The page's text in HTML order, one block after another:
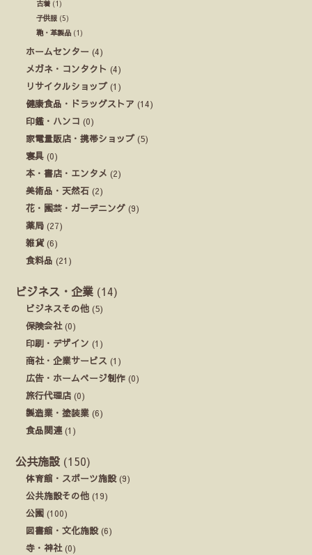
古着 (1)
子供服 (5)
鞄・革製品 (1)
ホームセンター (4)
メガネ・コンタクト (4)
リサイクルショップ (1)
健康食品・ドラッグストア (14)
印鑑・ハンコ (0)
家電量販店・携帯ショップ (5)
寝具 (0)
本・書店・エンタメ (2)
美術品・天然石 (2)
花・園芸・ガーデニング (9)
薬局 (27)
雑貨(6)
食料品 (21)
ビジネス・企業 (14)
ビジネスその他 (5)
保険会社(0)
印刷・デザイン (1)
商社・企業サービス (1)
広告・ホームページ制作 (0)
旅行代理店 (0)
製造業・塗装業 (6)
食品関連 (1)
公共施設 (150)
体育館・スポーツ施設(9)
公共施設その他 (19)
公園 (100)
図書館・文化施設(6)
寺・神社(0)